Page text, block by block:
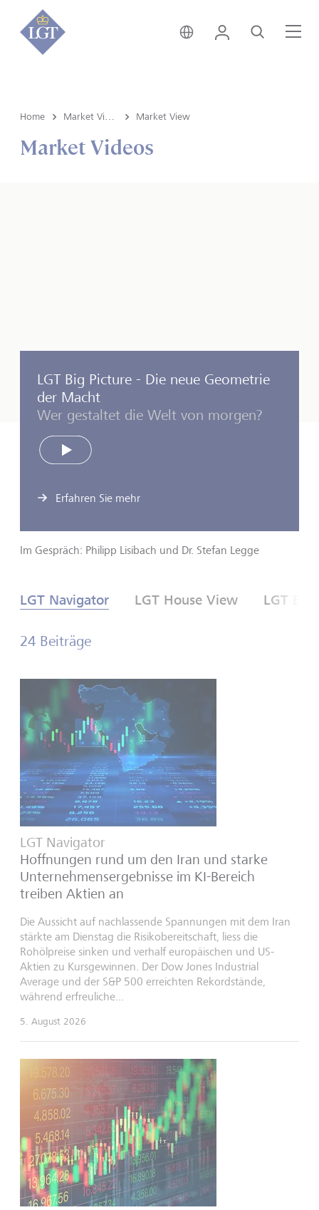
Schweiz • Deutsch
Login Suche
Home Market View
Market Videos
LGT Big Picture - Die neue Geometrie
der Macht
Wer gestaltet die Welt von morgen?
Play
Erfahren Sie mehr
Im Gespräch: Philipp Lisibach und Dr. Stefan Legge
LGT Navigator LGT House View LGT Big
24 Beiträge
LGT Navigator
Hoffnungen rund um den Iran und starke
Unternehmensergebnisse im KI-Bereich
treiben Aktien an
Die Aussicht auf nachlassende Spannungen mit dem Iran
stärkte am Dienstag die Risikobereitschaft, liess die
Rohölpreise sinken und verhalf europäischen und US-
Aktien zu Kursgewinnen. Der Dow Jones Industrial
Average und der S&P 500 erreichten Rekordstände,
während erfreuliche...
5. August 2026